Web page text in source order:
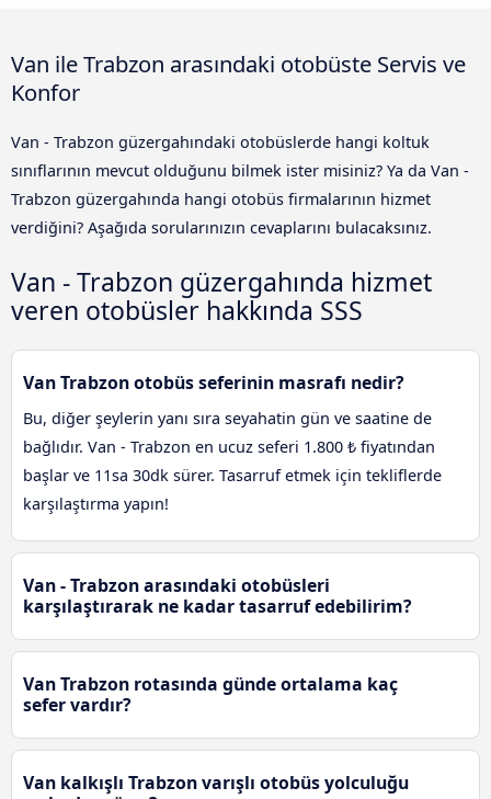
Van ile Trabzon arasındaki otobüste Servis ve
Konfor
Van - Trabzon güzergahındaki otobüslerde hangi koltuk
sınıflarının mevcut olduğunu bilmek ister misiniz? Ya da Van -
Trabzon güzergahında hangi otobüs firmalarının hizmet
verdiğini? Aşağıda sorularınızın cevaplarını bulacaksınız.
Van - Trabzon güzergahında hizmet
veren otobüsler hakkında SSS
Van Trabzon otobüs seferinin masrafı nedir?
Bu, diğer şeylerin yanı sıra seyahatin gün ve saatine de
bağlıdır. Van - Trabzon en ucuz seferi 1.800 ₺ fiyatından
başlar ve 11sa 30dk sürer. Tasarruf etmek için tekliflerde
karşılaştırma yapın!
Van - Trabzon arasındaki otobüsleri
karşılaştırarak ne kadar tasarruf edebilirim?
Van Trabzon rotasında günde ortalama kaç
sefer vardır?
Van kalkışlı Trabzon varışlı otobüs yolculuğu